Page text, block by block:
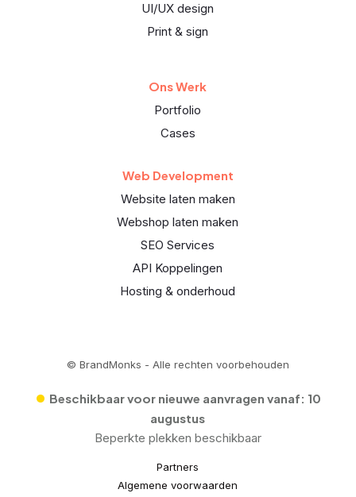
UI/UX design
Print & sign
Ons Werk
Portfolio
Cases
Web Development
Website laten maken
Webshop laten maken
SEO Services
API Koppelingen
Hosting & onderhoud
© BrandMonks - Alle rechten voorbehouden
• Beschikbaar voor nieuwe aanvragen vanaf: 10
augustus
Beperkte plekken beschikbaar
Partners
Algemene voorwaarden